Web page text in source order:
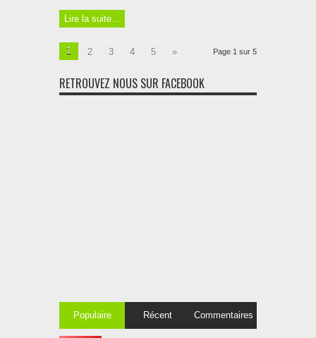
Lire la suite...
Page 1 sur 5
1 2 3 4 5 »
RETROUVEZ NOUS SUR FACEBOOK
Populaire Récent Commentaires